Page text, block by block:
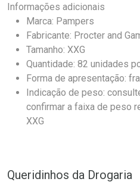
Informações adicionais
Marca: Pampers
Fabricante: Procter and
Tamanho: XXG
Quantidade: 82 unidades
Forma de apresentação:
Indicação de peso:
confirmar a faixa de peso
XXG
Queridinhos da Drogaria